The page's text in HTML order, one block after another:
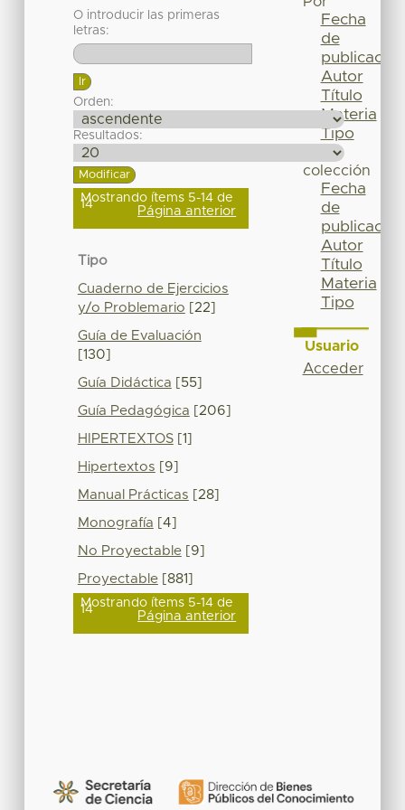
O introducir las primeras
letras:
Orden:
Resultados:
Mostrando ítems 5-14 de
14 Página anterior
Tipo
Cuaderno de Ejercicios
y/o Problemario [22]
Guía de Evaluación
[130]
Guía Didáctica [55]
Guía Pedagógica [206]
HIPERTEXTOS[1]
Hipertextos [9]
Manual Prácticas [28]
Monografía [4]
No Proyectable[9]
Proyectable[881]
Mostrando ítems 5-14 de
14 Página anterior
Fecha
de
publicación
Autor
Título
Materia
Tipo
colección
Fecha
de
publicación
Autor
Título
Materia
Tipo
Usuario
Acceder